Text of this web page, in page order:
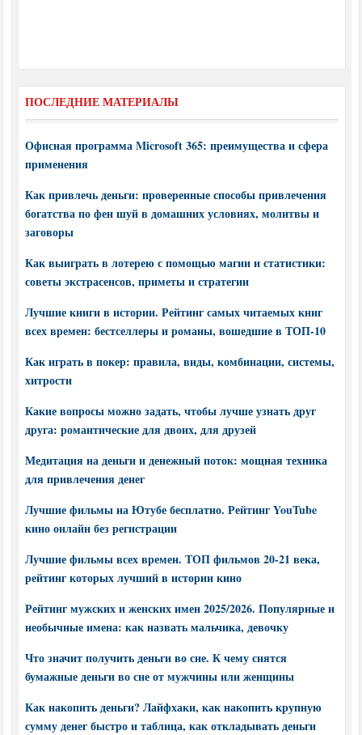
ПОСЛЕДНИЕ МАТЕРИАЛЫ
Офисная программа Microsoft 365: преимущества и сфера
применения
Как привлечь деньги: проверенные способы привлечения
богатства по фен шуй в домашних условиях, молитвы и
заговоры
Как выиграть в лотерею с помощью магии и статистики:
советы экстрасенсов, приметы и стратегии
Лучшие книги в истории. Рейтинг самых читаемых книг
всех времен: бестселлеры и романы, вошедшие в ТОП-10
Как играть в покер: правила, виды, комбинации, системы,
хитрости
Какие вопросы можно задать, чтобы лучше узнать друг
друга: романтические для двоих, для друзей
Медитация на деньги и денежный поток: мощная техника
для привлечения денег
Лучшие фильмы на Ютубе бесплатно. Рейтинг YouTube
кино онлайн без регистрации
Лучшие фильмы всех времен. ТОП фильмов 20-21 века,
рейтинг которых лучший в истории кино
Рейтинг мужских и женских имен 2025/2026. Популярные и
необычные имена: как назвать мальчика, девочку
Что значит получить деньги во сне. К чему снятся
бумажные деньги во сне от мужчины или женщины
Как накопить деньги? Лайфхаки, как накопить крупную
сумму денег быстро и таблица, как откладывать деньги